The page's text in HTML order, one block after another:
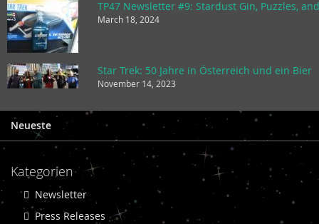
March 18, 2024
Star Trek: 50 Jahre in Österreich und ein Bier
November 14, 2023
Neueste
Kategorien
Newsletter
Press Releases